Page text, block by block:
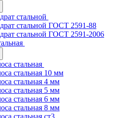
стальной
стальной ГОСТ 2591-88
стальной ГОСТ 2591-2006
стальная
стальная 10 мм
стальная 4 мм
стальная 5 мм
стальная 6 мм
стальная 8 мм
стальная ст3